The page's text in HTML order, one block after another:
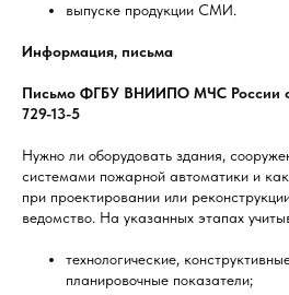
выпуске продукции СМИ.
Информация, письма
Письмо ФГБУ ВНИИПО МЧС России
729-13-5
Нужно ли оборудовать здания,
системами пожарной автоматики и
при проектировании или
ведомство. На указанных этапах
технологические,
планировочные показатели;